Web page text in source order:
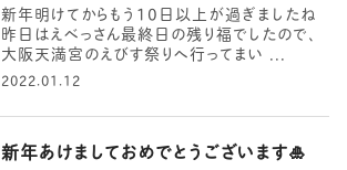
新年明けてからもう10日以上が過ぎましたね
昨日はえべっさん最終日の残り福でしたので、
大阪天満宮のえびす祭りへ行ってまい ...
2022.01.12
新年あけましておめでとうございます🎍